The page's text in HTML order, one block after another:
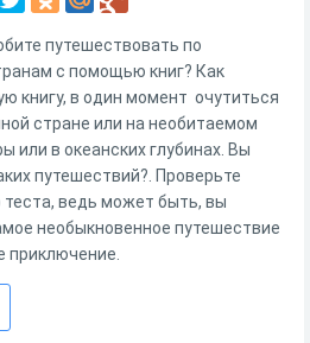
путешествовать по
с помощью книг? Как
книгу, в один момент очутиться
стране или на необитаемом
или в океанских глубинах. Вы
путешествий?. Проверьте
ведь может быть, вы
необыкновенное путешествие